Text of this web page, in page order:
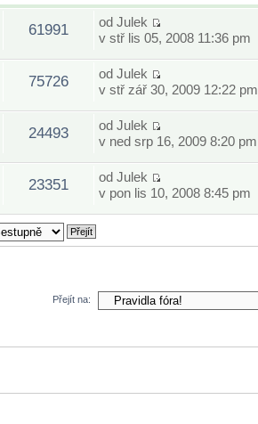
61991 odJulek
v stř lis 05, 2008 11:36 pm
75726 odJulek
v stř zář 30, 2009 12:22 pm
24493 odJulek
v ned srp 16, 2009 8:20 pm
23351 odJulek
v pon lis 10, 2008 8:45 pm
Přejít na: